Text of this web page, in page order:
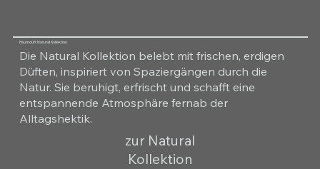
Raumduft Natural Kollektion
Die Natural Kollektion belebt mit frischen, erdigen
Düften, inspiriert von Spaziergängen durch die
Natur. Sie beruhigt, erfrischt und schafft eine
entspannende Atmosphäre fernab der
Alltagshektik.
zur Natural
Kollektion